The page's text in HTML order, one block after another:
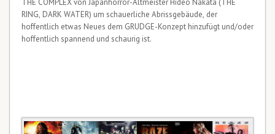
RING, DARK WATER) um schauerliche Abrissgebäude, der
hoffentlich etwas Neues dem GRUDGE-Konzept hinzufügt und/oder
hoffentlich spannend und schaurig ist.